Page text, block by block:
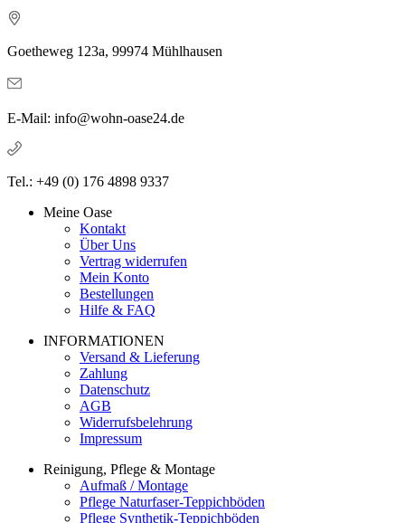
Goetheweg 123a, 99974 Mühlhausen
E-Mail: info@wohn-oase24.de
Tel.: +49 (0) 176 4898 9337
Meine Oase
Kontakt
Über Uns
Vertrag widerrufen
Mein Konto
Bestellungen
Hilfe & FAQ
INFORMATIONEN
Versand & Lieferung
Zahlung
Datenschutz
AGB
Widerrufsbelehrung
Impressum
Reinigung, Pflege & Montage
Aufmaß / Montage
Pflege Naturfaser-Teppichböden
Pflege Synthetik-Teppichböden